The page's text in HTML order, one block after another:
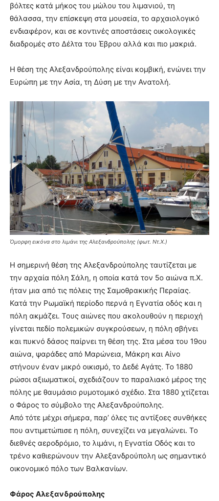
βόλτες κατά μήκος του μώλου του λιμανιού, τη
θάλασσα, την επίσκεψη στα μουσεία, το αρχαιολογικό
ενδιαφέρον, και σε κοντινές αποστάσεις οικολογικές
διαδρομές στο Δέλτα του Έβρου αλλά και πιο μακριά.
Η θέση της Αλεξανδρούπολης είναι κομβική, ενώνει την
Ευρώπη με την Ασία, τη Δύση με την Ανατολή.
Όμορφη εικόνα στο λιμάνι της Αλεξανδρούπολης (φωτ. Ντ.Χ.)
Η σημερινή θέση της Αλεξανδρούπολης ταυτίζεται με
την αρχαία πόλη Σάλη, η οποία κατά τον 5ο αιώνα π.Χ.
ήταν μια από τις πόλεις της Σαμοθρακικής Περαίας.
Κατά την Ρωμαϊκή περίοδο περνά η Εγνατία οδός και η
πόλη ακμάζει. Τους αιώνες που ακολουθούν η περιοχή
γίνεται πεδίο πολεμικών συγκρούσεων, η πόλη σβήνει
και πυκνό δάσος παίρνει τη θέση της. Στα μέσα του 19ου
αιώνα, ψαράδες από Μαρώνεια, Μάκρη και Αίνο
στήνουν έναν μικρό οικισμό, το Δεδέ Αγάτς. Το 1880
ρώσοι αξιωματικοί, σχεδιάζουν το παραλιακό μέρος της
πόλης με θαυμάσιο ρυμοτομικό σχέδιο. Στα 1880 χτίζεται
ο Φάρος το σύμβολο της Αλεξανδρούπολης.
Από τότε μέχρι σήμερα, παρ’ όλες τις αντίξοες συνθήκες
που αντιμετώπισε η πόλη, συνεχίζει να μεγαλώνει. Το
διεθνές αεροδρόμιο, το λιμάνι, η Εγνατία Οδός και το
τρένο καθιερώνουν την Αλεξανδρούπολη ως σημαντικό
οικονομικό πόλο των Βαλκανίων.
Φάρος Αλεξανδρούπολης